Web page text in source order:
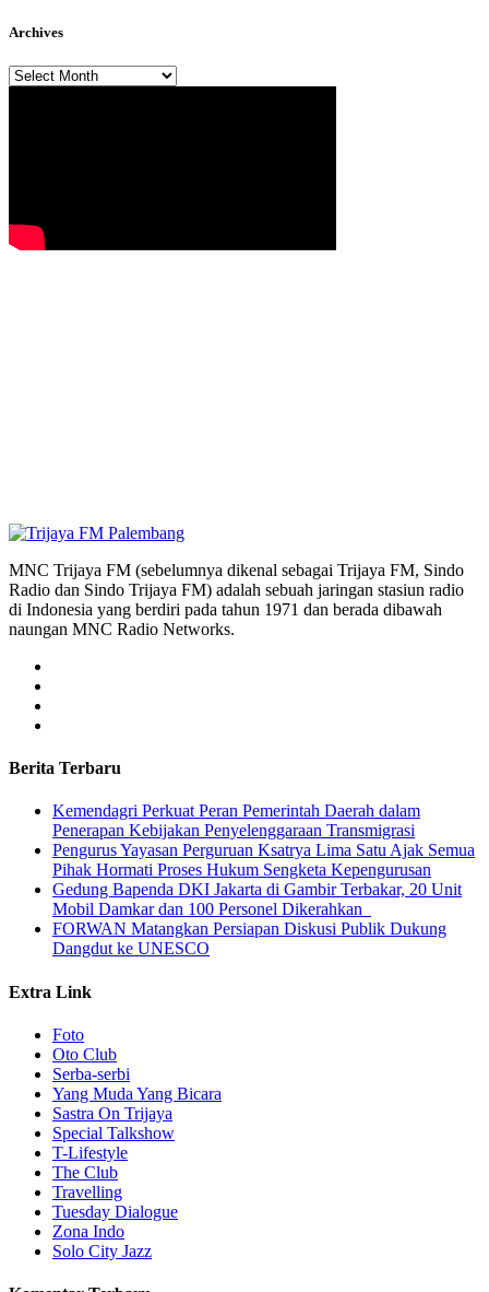
Archives
Archives
MNC Trijaya FM (sebelumnya dikenal sebagai Trijaya FM, Sindo
Radio dan Sindo Trijaya FM) adalah sebuah jaringan stasiun radio
di Indonesia yang berdiri pada tahun 1971 dan berada dibawah
naungan MNC Radio Networks.
Berita Terbaru
Kemendagri Perkuat Peran Pemerintah Daerah dalam
Penerapan Kebijakan Penyelenggaraan Transmigrasi
Pengurus Yayasan Perguruan Ksatrya Lima Satu Ajak Semua
Pihak Hormati Proses Hukum Sengketa Kepengurusan
Gedung Bapenda DKI Jakarta di Gambir Terbakar, 20 Unit
Mobil Damkar dan 100 Personel Dikerahkan
FORWAN Matangkan Persiapan Diskusi Publik Dukung
Dangdut ke UNESCO
Extra Link
Foto
Oto Club
Serba-serbi
Yang Muda Yang Bicara
Sastra On Trijaya
Special Talkshow
T-Lifestyle
The Club
Travelling
Tuesday Dialogue
Zona Indo
Solo City Jazz